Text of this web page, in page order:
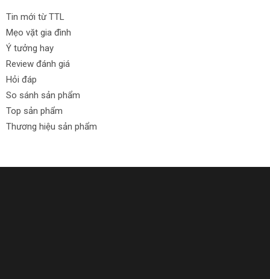
Tin mới từ TTL
Mẹo vặt gia đình
Ý tưởng hay
Review đánh giá
Hỏi đáp
So sánh sản phẩm
Top sản phẩm
Thương hiệu sản phẩm